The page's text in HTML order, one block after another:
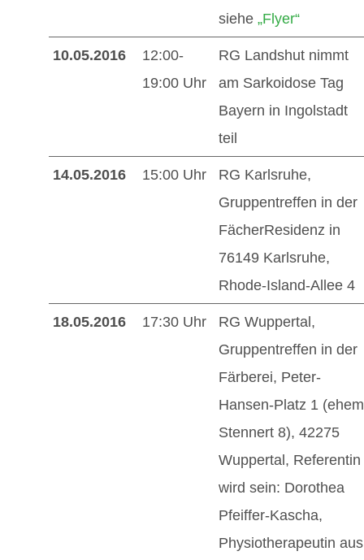
siehe „Flyer“
10.05.2016
12:00-
19:00 Uhr
RG Landshut nimmt
am Sarkoidose Tag
Bayern in Ingolstadt
teil
14.05.2016 15:00 Uhr
RG Karlsruhe,
Gruppentreffen in der
FächerResidenz in
76149 Karlsruhe,
Rhode-Island-Allee 4
18.05.2016 17:30 Uhr
RG Wuppertal,
Gruppentreffen in der
Färberei, Peter-
Hansen-Platz 1
Stennert 8), 42275
Wuppertal, Referentin
wird sein: Dorothea
Pfeiffer-Kascha,
Physiotherapeutin aus